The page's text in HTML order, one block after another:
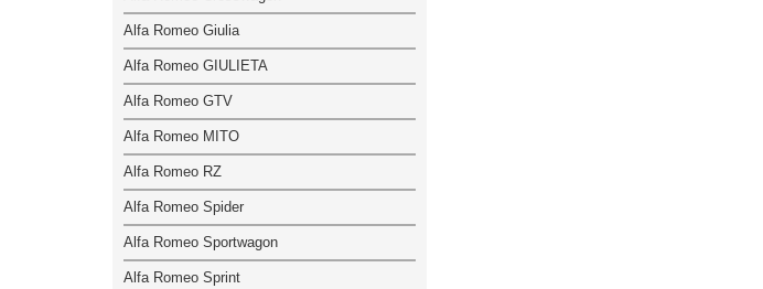
Alfa Romeo Giulia
Alfa Romeo GIULIETA
Alfa Romeo GTV
Alfa Romeo MITO
Alfa Romeo RZ
Alfa Romeo Spider
Alfa Romeo Sportwagon
Alfa Romeo Sprint